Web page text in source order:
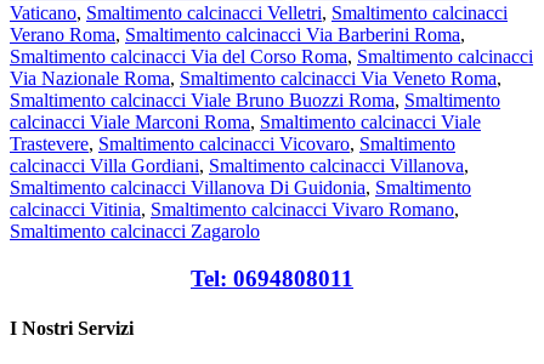
Vaticano, Smaltimento calcinacci Velletri, Smaltimento calcinacci
Verano Roma, Smaltimento calcinacci Via Barberini Roma,
Smaltimento calcinacci Via del Corso Roma, Smaltimento calcinacci
Via Nazionale Roma, Smaltimento calcinacci Via Veneto Roma,
Smaltimento calcinacci Viale Bruno Buozzi Roma, Smaltimento
calcinacci Viale Marconi Roma, Smaltimento calcinacci Viale
Trastevere, Smaltimento calcinacci Vicovaro, Smaltimento
calcinacci Villa Gordiani, Smaltimento calcinacci Villanova,
Smaltimento calcinacci Villanova Di Guidonia, Smaltimento
calcinacci Vitinia, Smaltimento calcinacci Vivaro Romano,
Smaltimento calcinacci Zagarolo
Tel: 0694808011
I Nostri Servizi